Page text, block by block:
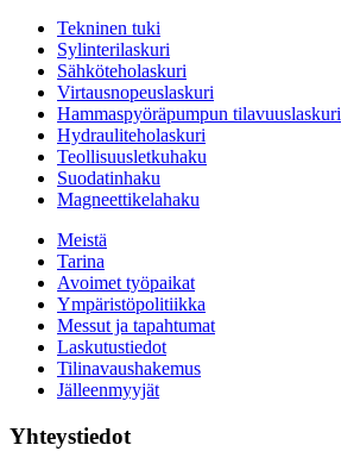
Tekninen tuki
Sylinterilaskuri
Sähköteholaskuri
Virtausnopeuslaskuri
Hammaspyöräpumpun tilavuuslaskuri
Hydrauliteholaskuri
Teollisuusletkuhaku
Suodatinhaku
Magneettikelahaku
Meistä
Tarina
Avoimet työpaikat
Ympäristöpolitiikka
Messut ja tapahtumat
Laskutustiedot
Tilinavaushakemus
Jälleenmyyjät
Yhteystiedot